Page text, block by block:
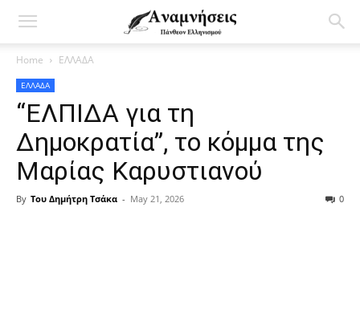
Home ΕΛΛΑΔΑ
ΕΛΛΑΔΑ
“ΕΛΠΙΔΑ για τη
Δημοκρατία”, το κόμμα της
Μαρίας Καρυστιανού
By Του Δημήτρη Τσάκα - May 21, 2026 0